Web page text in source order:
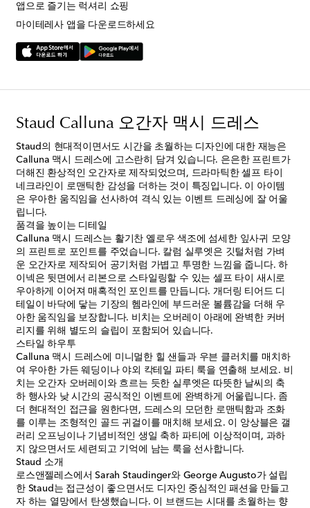
앱으로 즐기는 럭셔리 쇼핑
마이테레사 앱을 다운로드하세요
Staud Calluna 오간자 맥시 드레스
Staud의 현대적이면서도 시간을 초월하는 디자인에 대한 재능은
Calluna 맥시 드레스에 고스란히 담겨 있습니다. 은은한 프린트가
더해진 환상적인 오간자로 제작되었으며, 드라마틱한 셀프 타이
네크라인이 로맨틱한 감성을 더하는 것이 특징입니다. 이 아이템
은 우아한 움직임을 선사하여 격식 있는 이벤트 드레싱에 잘 어울
립니다.
품격을 높이는 디테일
Calluna 맥시 드레스는 활기찬 옐로우 색조에 섬세한 잎사귀 모양
의 프린트로 포인트를 주었습니다. 칼럼 실루엣은 깃털처럼 가벼
운 오간자로 제작되어 공기처럼 가볍고 투명한 느낌을 줍니다. 하
이넥은 뒷면에서 리본으로 스타일링할 수 있는 셀프 타이 새시로
우아하게 이어져 매혹적인 포인트를 만듭니다. 개더링 티어드 디
테일이 바닥에 닿는 기장의 헴라인에 부드러운 볼륨감을 더해 우
아한 움직임을 보장합니다. 비치는 오버레이 아래에 완벽한 커버
리지를 위해 별도의 슬립이 포함되어 있습니다.
스타일 하우투
Calluna 맥시 드레스에 미니멀한 힐 샌들과 우븐 클러치를 매치하
여 우아한 가든 웨딩이나 야외 칵테일 파티 룩을 연출해 보세요. 비
치는 오간자 오버레이와 흐르는 듯한 실루엣은 따뜻한 날씨의 축
하 행사와 낮 시간의 공식적인 이벤트에 완벽하게 어울립니다. 좀
더 현대적인 접근을 원한다면, 드레스의 모던한 로맨틱함과 조화
를 이루는 조형적인 골드 귀걸이를 매치해 보세요. 이 앙상블은 갤
러리 오프닝이나 기념비적인 생일 축하 파티에 이상적이며, 과하
지 않으면서도 세련되고 기억에 남는 룩을 선사합니다.
Staud 소개
로스앤젤레스에서 Sarah Staudinger와 George Augusto가 설립
한 Staud는 접근성이 좋으면서도 디자인 중심적인 패션을 만들고
자 하는 열망에서 탄생했습니다. 이 브랜드는 시대를 초월하는 향